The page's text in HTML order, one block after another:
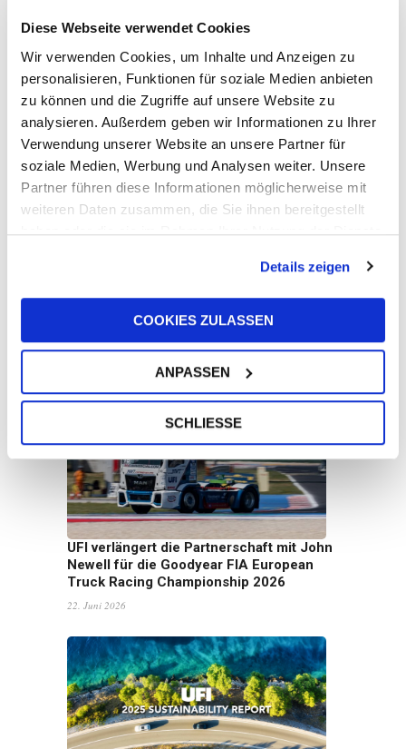
Diese Webseite verwendet Cookies
Wir verwenden Cookies, um Inhalte und Anzeigen zu
personalisieren, Funktionen für soziale Medien anbieten
zu können und die Zugriffe auf unsere Website zu
analysieren. Außerdem geben wir Informationen zu Ihrer
Verwendung unserer Website an unsere Partner für
soziale Medien, Werbung und Analysen weiter. Unsere
Partner führen diese Informationen möglicherweise mit
weiteren Daten zusammen, die Sie ihnen bereitgestellt
haben oder die sie im Rahmen Ihrer Nutzung der Dienste
Details zeigen
COOKIES ZULASSEN
ANPASSEN
SCHLIESSE
Andere
Neuigkeiten
UFI Group wird bei GROUPAUTO
International (GAI) gelistet
UFI verlängert die Partnerschaft mit John
Newell für die Goodyear FIA European
Truck Racing Championship 2026
22. Juni 2026